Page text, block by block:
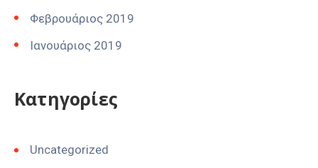
Φεβρουάριος 2019
Ιανουάριος 2019
Kατηγορίες
Uncategorized